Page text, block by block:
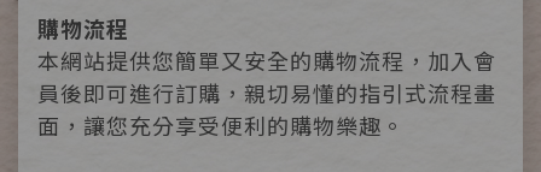
購物流程
本網站提供您簡單又安全的購物流程，加入會
員後即可進行訂購，親切易懂的指引式流程畫
面，讓您充分享受便利的購物樂趣。